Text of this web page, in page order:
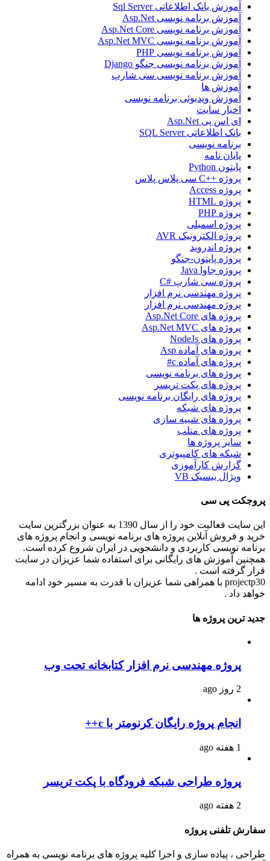
آموزش بانک اطلاعاتی Sql Server
آموزش برنامه نویسی Asp.Net
آموزش برنامه نویسی Asp.Net Core
آموزش برنامه نویسی Asp.Net MVC
آموزش برنامه نویسی PHP
آموزش برنامه نویسی جنگو Django
آموزش برنامه نویسی سی شارپ
آموزش ها
آموزش ویدیوئی برنامه نویسی
اخبار سایت
ای اس پی Asp.Net
بانک اطلاعاتی SQL Server
برنامه نویسی
پایان نامه
پایتون Python
پروژه ++C سی پلاس پلاس
پروژه Access
پروژه HTML
پروژه PHP
پروژه اسمبلی
پروژه الکترونیک AVR
پروژه اندروید
پروژه پایتون-جنگو
پروژه جاوا Java
پروژه سی شارپ #C
پروژه مهندسی نرم افزار
پروژه مهندسی نرم افزار
پروژه های Asp.Net Core
پروژه های Asp.Net MVC
پروژه های NodeJs
پروژه های آماده Asp
پروژه های آماده c#
پروژه های برنامه نویسی
پروژه های پکت تریسر
پروژه های رایگان برنامه نویسی
پروژه های شبکه
پروژه های شبیه سازی
پروژه های متلب
سایر پروژه ها
شبکه های کامپیوتری
گزارش کارآموزی
ویژال بیسیک VB
پروجکت پی سی
این سایت فعالیت خود را از سال 1390 به عنوان بزرگترین سایت
خرید و فروش آنلاین پروژه های برنامه نویسی و انجام پروژه های
برنامه نویسی کاربردی و دانشجویی در ایران شروع کرده است.
همچنین آموزش های رایگانی برای استفاده شما عزیزان در سایت
قرار گرفته است .
projectp30 با همراهی شما عزیزان با قدرت به مسیر خود ادامه
خواهد داد .
جدید ترین پروژه ها
پروژه مهندسی نرم افزار کتابخانه تحت وب
2 روز ago
انجام پروژه رایگان کرنومتر با c++
1 هفته ago
پروژه طراحی شبکه فرودگاه با پکت تریسر
2 هفته ago
سفارش تلفنی پروژه
طراحی ، پیاده سازی و اجرا کلیه پروژه های برنامه نویسی به همراه